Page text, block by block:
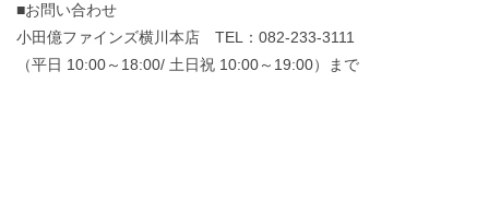
■お問い合わせ
小田億ファインズ横川本店 TEL：082-233-3111
（平日 10:00～18:00/ 土日祝 10:00～19:00）まで